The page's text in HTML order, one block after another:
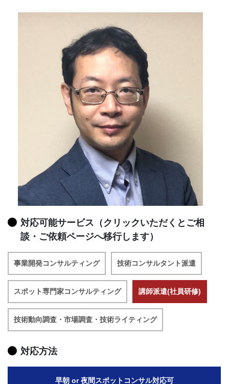
対応可能サービス（クリックいただくとご相
談・ご依頼ページへ移行します）
事業開発コンサルティング 技術コンサルタント派遣
スポット専門家コンサルティング 講師派遣(社員研修)
技術動向調査・市場調査・技術ライティング
対応方法
早朝 or 夜間スポットコンサル対応可